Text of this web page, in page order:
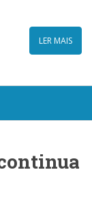
LER MAIS